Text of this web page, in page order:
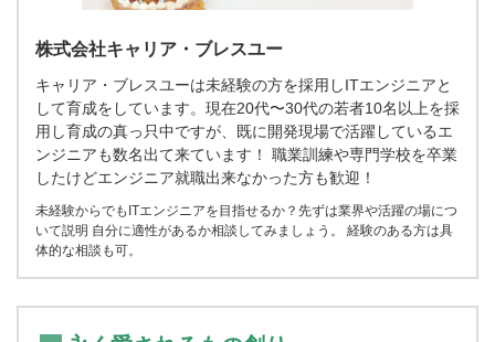
株式会社キャリア・ブレスユー
キャリア・ブレスユーは未経験の方を採用しITエンジニアと
して育成をしています。現在20代〜30代の若者10名以上を採
用し育成の真っ只中ですが、既に開発現場で活躍しているエ
ンジニアも数名出て来ています！ 職業訓練や専門学校を卒業
したけどエンジニア就職出来なかった方も歓迎！
未経験からでもITエンジニアを目指せるか？先ずは業界や活躍の場につ
いて説明 自分に適性があるか相談してみましょう。 経験のある方は具
体的な相談も可。